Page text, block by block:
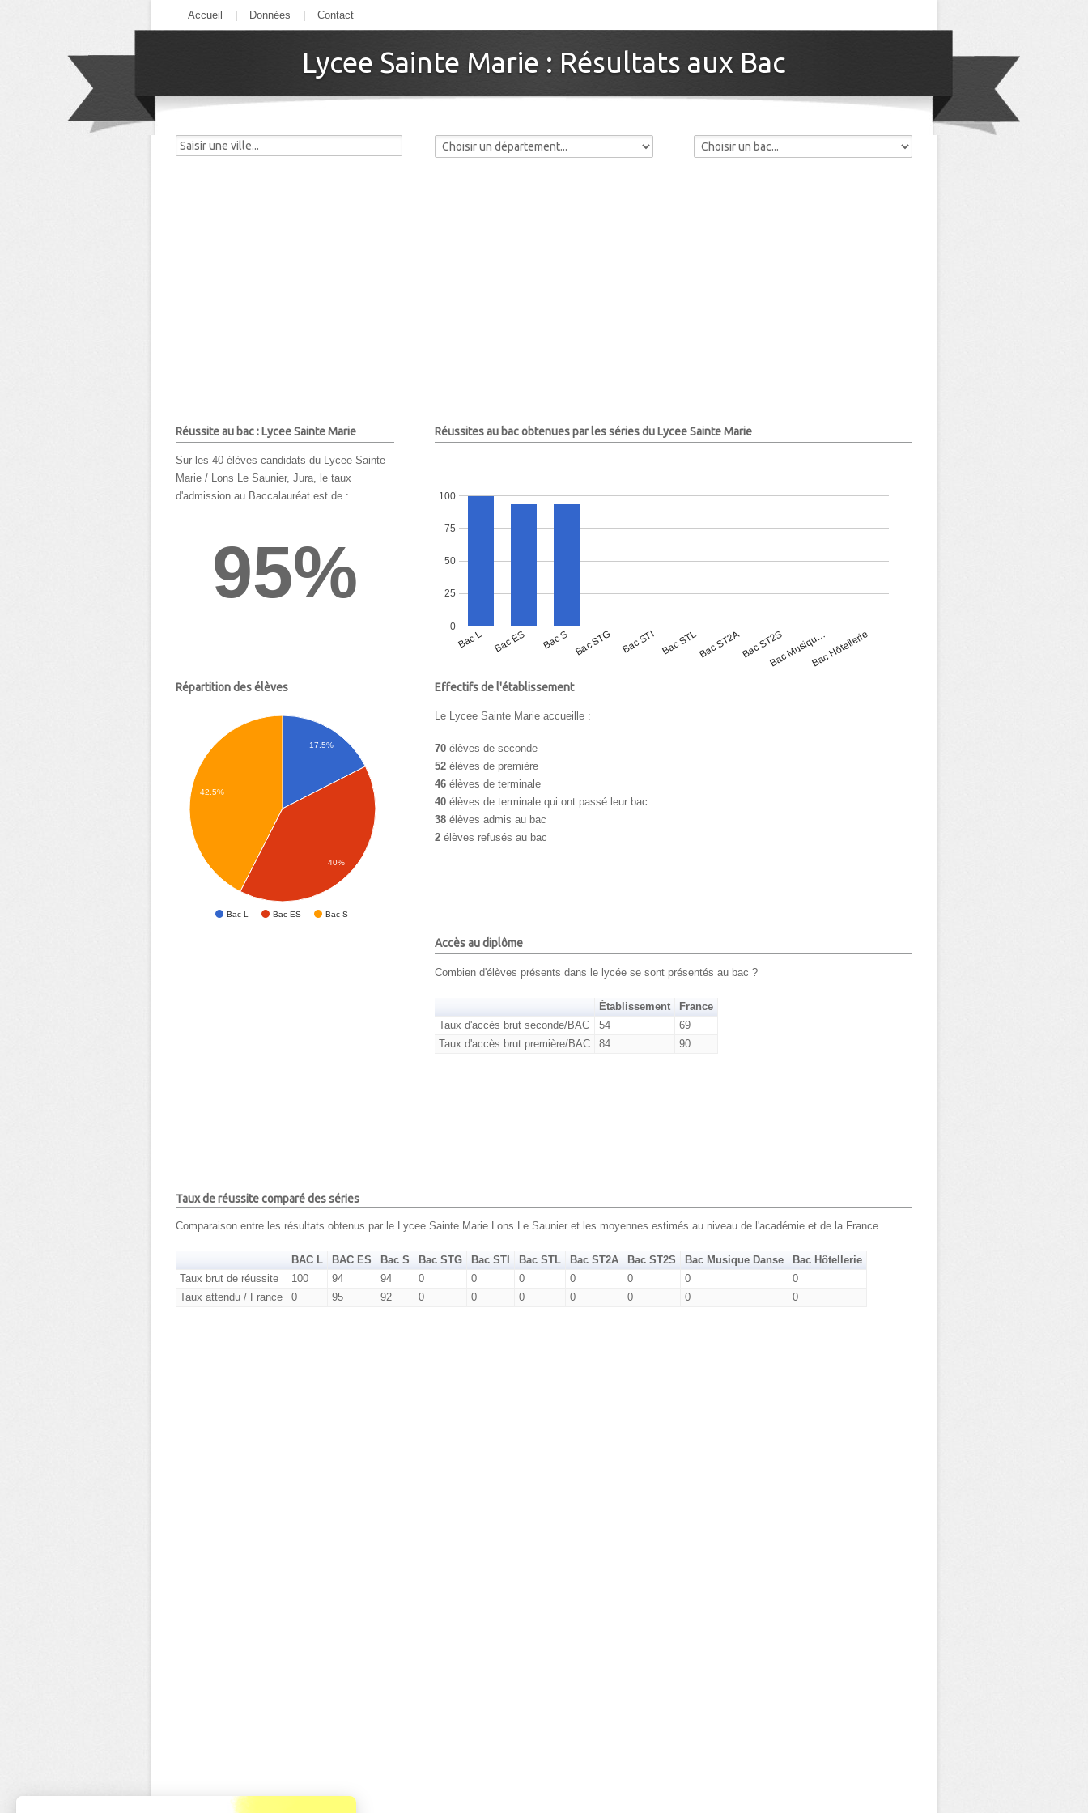
Accueil Données Contact
Lycee Sainte Marie : Résultats aux Bac
Réussite au bac : Lycee Sainte Marie
Sur les 40 élèves candidats du Lycee Sainte
Marie / Lons Le Saunier, Jura, le taux
d'admission au Baccalauréat est de :
95%
Réussites au bac obtenues par les séries du Lycee Sainte Marie
Bac L Bac ES Bac S Bac STG Bac STI Bac STLBac ST2ABac ST2SBac Musiqu…Bac Hôtellerie
0
25
50
75
100
Répartition des élèves
Bac L Bac ES Bac S
17.5%
42.5%
40%
Effectifs de l'établissement
Le Lycee Sainte Marie accueille :
70 élèves de seconde
52 élèves de première
46 élèves de terminale
40 élèves de terminale qui ont passé leur bac
38 élèves admis au bac
2 élèves refusés au bac
Accès au diplôme
Combien d'élèves présents dans le lycée se sont présentés au bac ?
Établissement
France
Taux d'accès brut seconde/BAC
54
69
Taux d'accès brut première/BAC
84 90
Taux de réussite comparé des séries
Comparaison entre les résultats obtenus par le Lycee Sainte Marie Lons Le Saunier et les moyennes estimés au niveau de l'académie et de la France
BAC L BAC ES Bac S Bac STG Bac STI Bac STL Bac ST2A Bac ST2S Bac Musique Danse
Bac Hôtellerie
Taux brut de réussite
100 94 94 0 0 0 0 0 0
0
Taux attendu / France
0 95 92 0 0 0 0 0 0 0